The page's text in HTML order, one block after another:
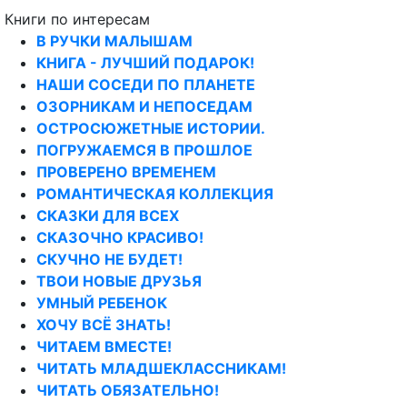
Книги по интересам
В РУЧКИ МАЛЫШАМ
КНИГА - ЛУЧШИЙ ПОДАРОК!
НАШИ СОСЕДИ ПО ПЛАНЕТЕ
ОЗОРНИКАМ И НЕПОСЕДАМ
ОСТРОСЮЖЕТНЫЕ ИСТОРИИ.
ПОГРУЖАЕМСЯ В ПРОШЛОЕ
ПРОВЕРЕНО ВРЕМЕНЕМ
РОМАНТИЧЕСКАЯ КОЛЛЕКЦИЯ
СКАЗКИ ДЛЯ ВСЕХ
СКАЗОЧНО КРАСИВО!
СКУЧНО НЕ БУДЕТ!
ТВОИ НОВЫЕ ДРУЗЬЯ
УМНЫЙ РЕБЕНОК
ХОЧУ ВСЁ ЗНАТЬ!
ЧИТАЕМ ВМЕСТЕ!
ЧИТАТЬ МЛАДШЕКЛАССНИКАМ!
ЧИТАТЬ ОБЯЗАТЕЛЬНО!